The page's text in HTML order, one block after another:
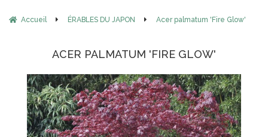
Accueil ÉRABLES DU JAPON Acer palmatum 'Fire Glow'
ACER PALMATUM 'FIRE GLOW'